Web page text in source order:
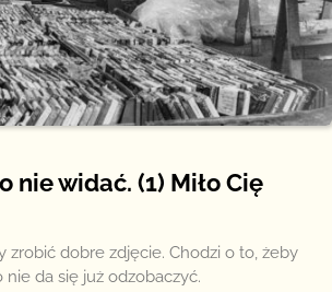
nie widać. (1) Miło Cię
zrobić dobre zdjęcie. Chodzi o to, żeby
da się już odzobaczyć.